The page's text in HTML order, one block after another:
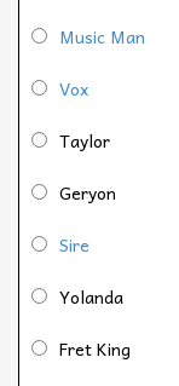
Music Man
Vox
Taylor
Geryon
Sire
Yolanda
Fret King